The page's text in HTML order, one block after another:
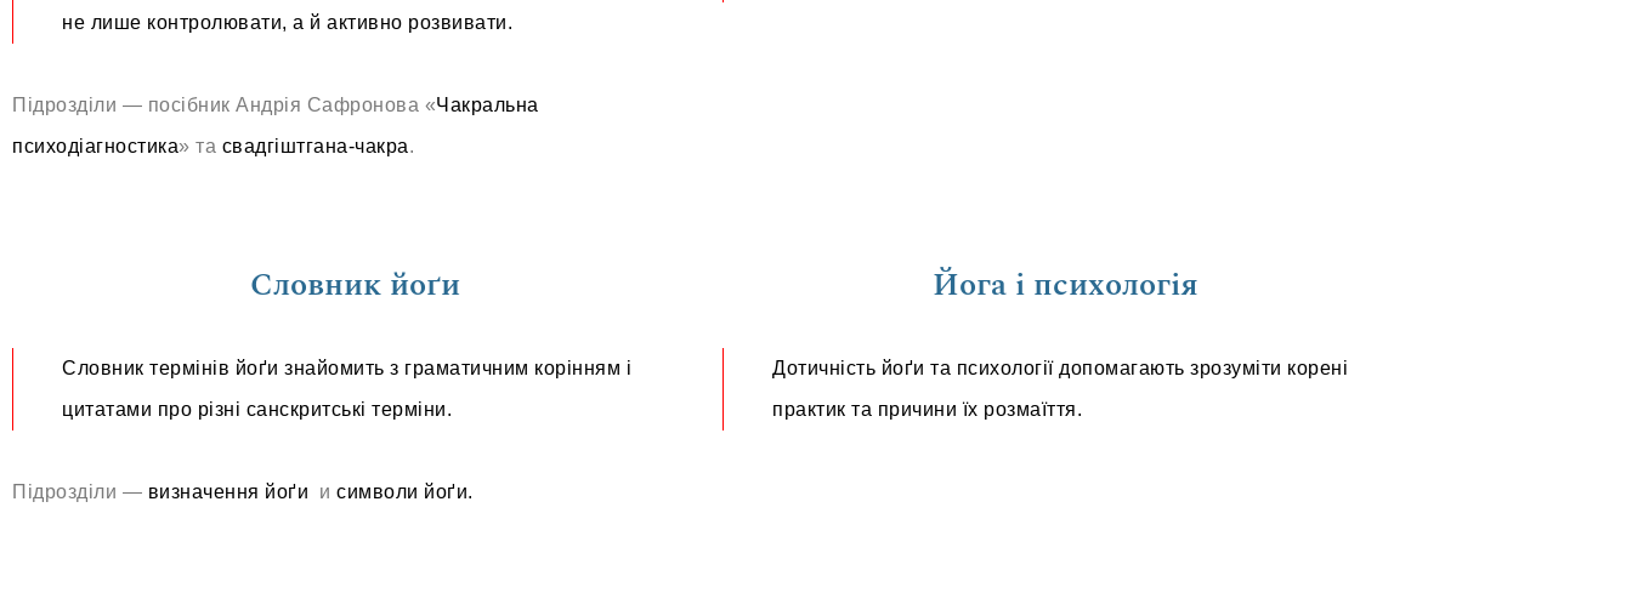
не лише контролювати, а й активно розвивати.
Підрозділи — посібник Андрія Сафронова «Чакральна
психодіагностика» та свадгіштгана-чакра.
Словник йоґи
Словник термінів йоґи знайомить з граматичним корінням і
цитатами про різні санскритські терміни.
Підрозділи — визначення йоґи и символи йоґи.
Йога і психологія
Дотичність йоґи та психології допомагають зрозуміти корені
практик та причини їх розмаїття.